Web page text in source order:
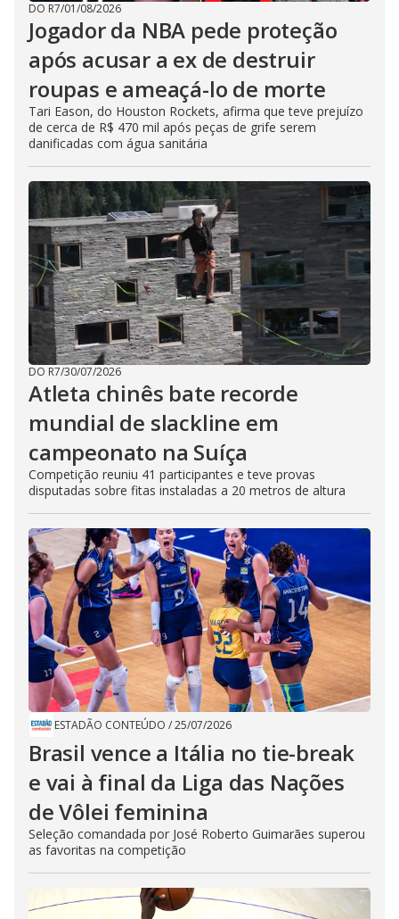
DO R7/01/08/2026
Jogador da NBA pede proteção
após acusar a ex de destruir
roupas e ameaçá-lo de morte
Tari Eason, do Houston Rockets, afirma que teve prejuízo
de cerca de R$ 470 mil após peças de grife serem
danificadas com água sanitária
DO R7/30/07/2026
Atleta chinês bate recorde
mundial de slackline em
campeonato na Suíça
Competição reuniu 41 participantes e teve provas
disputadas sobre fitas instaladas a 20 metros de altura
ESTADÃO CONTEÚDO /25/07/2026
Brasil vence a Itália no tie-break
e vai à final da Liga das Nações
de Vôlei feminina
Seleção comandada por José Roberto Guimarães superou
as favoritas na competição